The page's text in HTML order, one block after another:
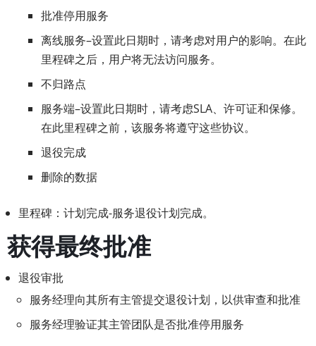
批准停用服务
离线服务–设置此日期时，请考虑对用户的影响。在此
里程碑之后，用户将无法访问服务。
不归路点
服务端–设置此日期时，请考虑SLA、许可证和保修。
在此里程碑之前，该服务将遵守这些协议。
退役完成
删除的数据
里程碑：计划完成-服务退役计划完成。
获得最终批准
退役审批
服务经理向其所有主管提交退役计划，以供审查和批准
服务经理验证其主管团队是否批准停用服务